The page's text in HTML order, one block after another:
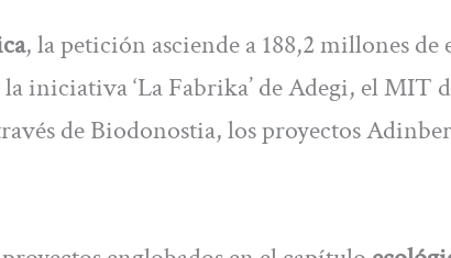
, la petición asciende a 188,2 millones de
iniciativa ‘La Fabrika’ de Adegi, el MIT
de Biodonostia, los proyectos